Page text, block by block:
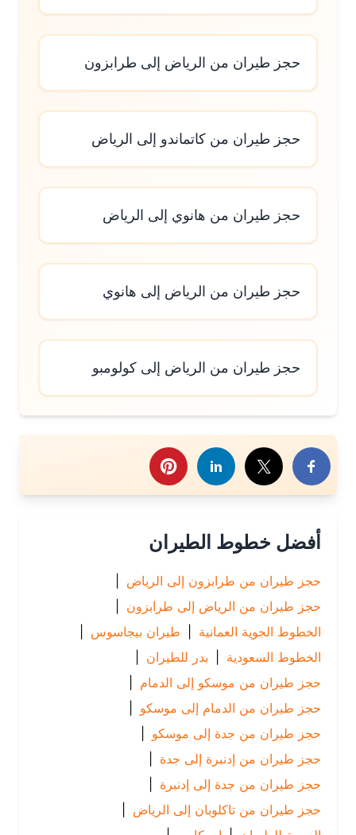
حجز طيران من الرياض إلى طرابزون
حجز طيران من كاتماندو إلى الرياض
حجز طيران من هانوي إلى الرياض
حجز طيران من الرياض إلى هانوي
حجز طيران من الرياض إلى كولومبو
هذا الموضوع
أفضل خطوط الطيران
حجز طيران من طرابزون إلى الرياض
|
حجز طيران من الرياض إلى طرابزون |
الخطوط الجوية العمانية | طيران بيجاسوس |
الخطوط السعودية | بدر للطيران |
حجز طيران من موسكو إلى الدمام
|
حجز طيران من الدمام إلى موسكو |
حجز طيران من جدة إلى موسكو |
حجز طيران من إدنبرة إلى جدة
حجز طيران من جدة إلى إدنبرة |
حجز طيران من تاكلوبان إلى الرياض
|